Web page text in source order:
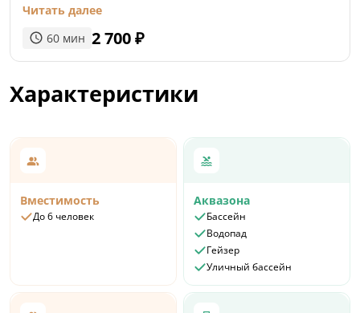
психологическую сферы.
Читать далее
60 мин 2 700₽
Характеристики
Вместимость
До 6 человек
Аквазона
Бассейн
Водопад
Гейзер
Уличный бассейн